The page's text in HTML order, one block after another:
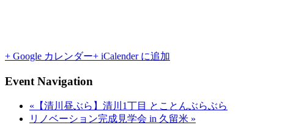
+ Google カレンダー+ iCalender に追加
Event Navigation
« 【清川昼ぶら】清川1丁目 とことんぶらぶら
リノベーション完成見学会 in 久留米 »